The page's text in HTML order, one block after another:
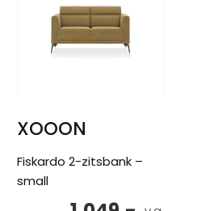
XOOON
Fiskardo 2-zitsbank –
small